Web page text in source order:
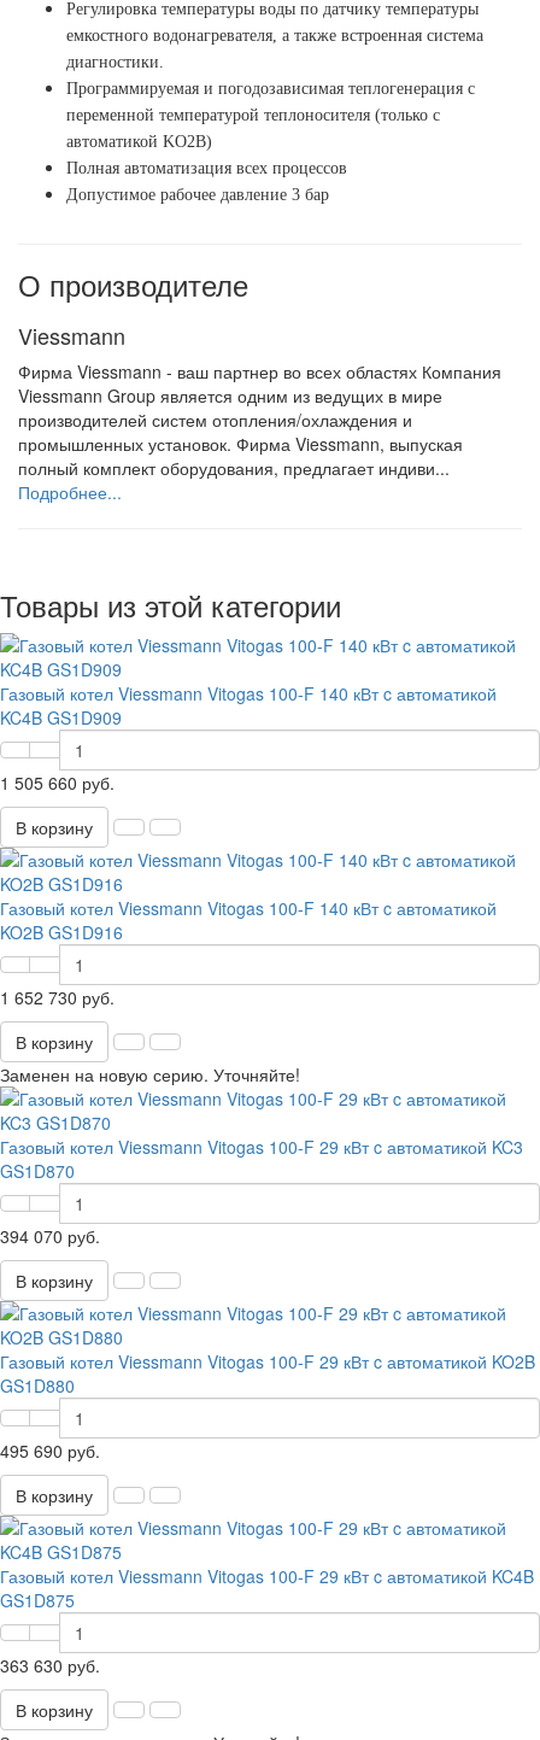
Регулировка температуры воды по датчику температуры
емкостного водонагревателя, а также встроенная система
диагностики.
Программируемая и погодозависимая теплогенерация с
переменной температурой теплоносителя (только с
автоматикой KO2B)
Полная автоматизация всех процессов
Допустимое рабочее давление 3 бар
О производителе
Viessmann
Фирма Viessmann - ваш партнер во всех областях Компания
Viessmann Group является одним из ведущих в мире
производителей систем отопления/охлаждения и
промышленных установок. Фирма Viessmann, выпуская
полный комплект оборудования, предлагает индиви...
Подробнее...
Товары из этой категории
Газовый котел Viessmann Vitogas 100-F 140 кВт c автоматикой
KC4B GS1D909
1 505 660 руб.
В корзину
Газовый котел Viessmann Vitogas 100-F 140 кВт c автоматикой
KO2B GS1D916
1 652 730 руб.
В корзину
Заменен на новую серию. Уточняйте!
Газовый котел Viessmann Vitogas 100-F 29 кВт c автоматикой KC3
GS1D870
394 070 руб.
В корзину
Газовый котел Viessmann Vitogas 100-F 29 кВт c автоматикой KO2B
GS1D880
495 690 руб.
В корзину
Газовый котел Viessmann Vitogas 100-F 29 кВт c автоматикой KC4B
GS1D875
363 630 руб.
В корзину